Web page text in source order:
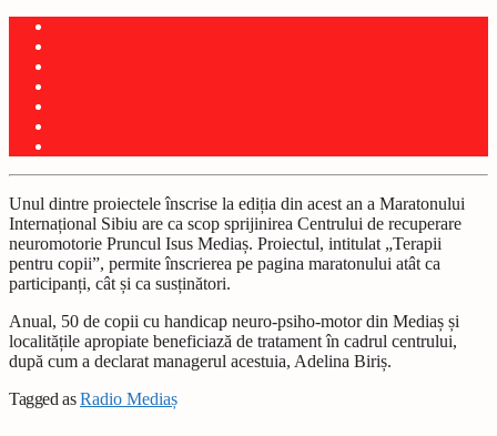
Unul dintre proiectele înscrise la ediția din acest an a Maratonului
Internațional Sibiu are ca scop sprijinirea Centrului de recuperare
neuromotorie Pruncul Isus Mediaș. Proiectul, intitulat „Terapii
pentru copii”, permite înscrierea pe pagina maratonului atât ca
participanți, cât și ca susținători.
Anual, 50 de copii cu handicap neuro-psiho-motor din Mediaș și
localitățile apropiate beneficiază de tratament în cadrul centrului,
după cum a declarat managerul acestuia, Adelina Biriș.
Tagged asRadio Mediaș